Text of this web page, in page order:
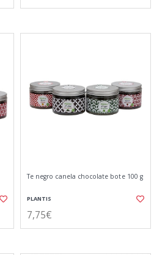
Te negro canela chocolate bote 100 g
PLANTIS
7,75€